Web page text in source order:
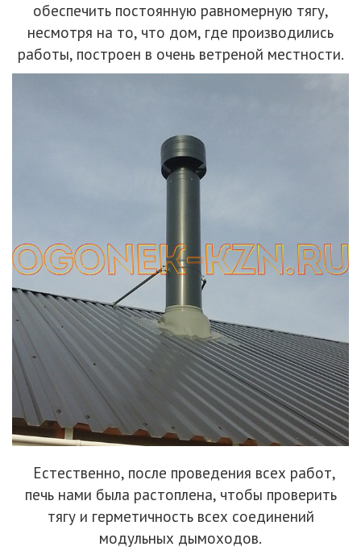
обеспечить постоянную равномерную тягу,
несмотря на то, что дом, где производились
работы, построен в очень ветреной местности.
Естественно, после проведения всех работ,
печь нами была растоплена, чтобы проверить
тягу и герметичность всех соединений
модульных дымоходов.